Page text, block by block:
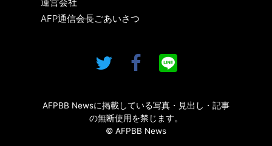
AFP通信会長ごあいさつ
AFPBB Newsに掲載している写真・見出し・記事
の無断使用を禁じます。
© AFPBB News